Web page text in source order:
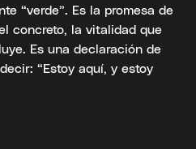
“verde”. Es la promesa de
concreto, la vitalidad que
Es una declaración de
“Estoy aquí, y estoy